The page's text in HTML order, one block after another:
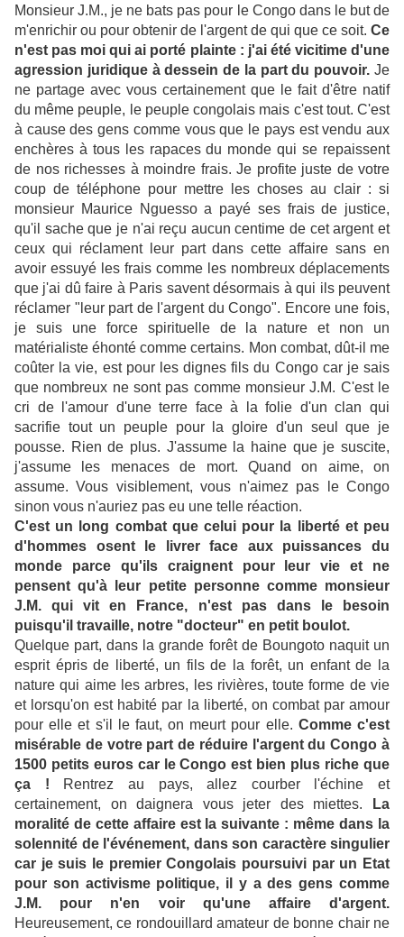
Monsieur J.M., je ne bats pas pour le Congo dans le but de
m'enrichir ou pour obtenir de l'argent de qui que ce soit. Ce
n'est pas moi qui ai porté plainte : j'ai été vicitime d'une
agression juridique à dessein de la part du pouvoir. Je
ne partage avec vous certainement que le fait d'être natif
du même peuple, le peuple congolais mais c'est tout. C'est
à cause des gens comme vous que le pays est vendu aux
enchères à tous les rapaces du monde qui se repaissent
de nos richesses à moindre frais. Je profite juste de votre
coup de téléphone pour mettre les choses au clair : si
monsieur Maurice Nguesso a payé ses frais de justice,
qu'il sache que je n'ai reçu aucun centime de cet argent et
ceux qui réclament leur part dans cette affaire sans en
avoir essuyé les frais comme les nombreux déplacements
que j'ai dû faire à Paris savent désormais à qui ils peuvent
réclamer "leur part de l'argent du Congo". Encore une fois,
je suis une force spirituelle de la nature et non un
matérialiste éhonté comme certains. Mon combat, dût-il me
coûter la vie, est pour les dignes fils du Congo car je sais
que nombreux ne sont pas comme monsieur J.M. C'est le
cri de l'amour d'une terre face à la folie d'un clan qui
sacrifie tout un peuple pour la gloire d'un seul que je
pousse. Rien de plus. J'assume la haine que je suscite,
j'assume les menaces de mort. Quand on aime, on
assume. Vous visiblement, vous n'aimez pas le Congo
sinon vous n'auriez pas eu une telle réaction.
C'est un long combat que celui pour la liberté et peu
d'hommes osent le livrer face aux puissances du
monde parce qu'ils craignent pour leur vie et ne
pensent qu'à leur petite personne comme monsieur
J.M. qui vit en France, n'est pas dans le besoin
puisqu'il travaille, notre "docteur" en petit boulot.
Quelque part, dans la grande forêt de Boungoto naquit un
esprit épris de liberté, un fils de la forêt, un enfant de la
nature qui aime les arbres, les rivières, toute forme de vie
et lorsqu'on est habité par la liberté, on combat par amour
pour elle et s'il le faut, on meurt pour elle. Comme c'est
misérable de votre part de réduire l'argent du Congo à
1500 petits euros car le Congo est bien plus riche que
ça ! Rentrez au pays, allez courber l'échine et
certainement, on daignera vous jeter des miettes.
La
moralité de cette affaire est la suivante : même dans la
solennité de l'événement, dans son caractère singulier
car je suis le premier Congolais poursuivi par un Etat
pour son activisme politique, il y a des gens comme
J.M. pour n'en voir qu'une affaire d'argent.
Heureusement, ce rondouillard amateur de bonne chair ne